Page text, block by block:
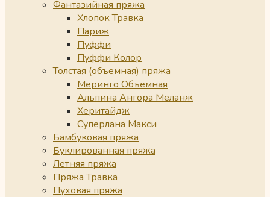
Фантазийная пряжа
Хлопок Травка
Париж
Пуффи
Пуффи Колор
Толстая (объемная) пряжа
Меринго Объемная
Альпина Ангора Меланж
Херитайдж
Суперлана Макси
Бамбуковая пряжа
Буклированная пряжа
Летняя пряжа
Пряжа Травка
Пуховая пряжа